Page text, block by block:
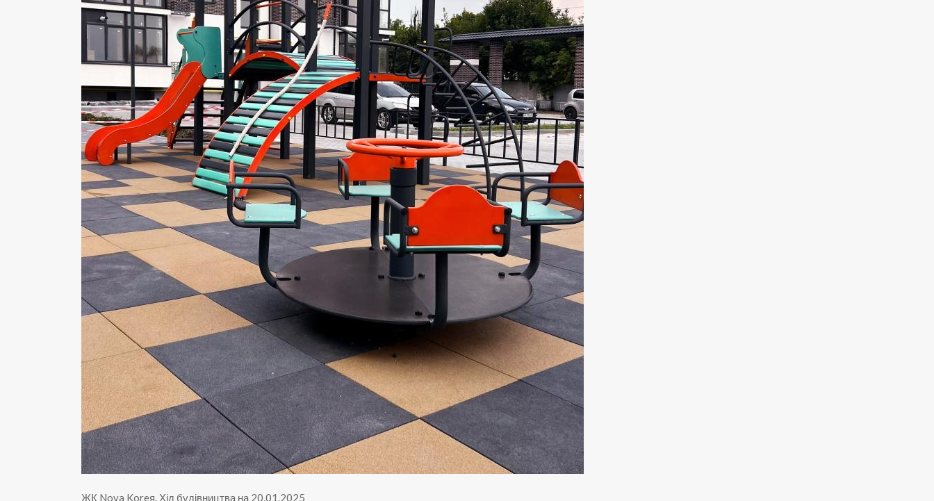
ЖК Nova Koreя. Хід будівництва на 20.01.2025